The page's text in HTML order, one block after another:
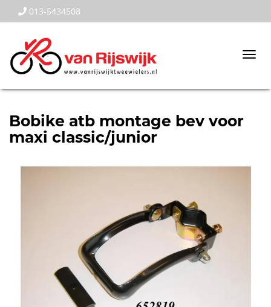
013-5434508
Bobike atb montage bev voor
maxi classic/junior